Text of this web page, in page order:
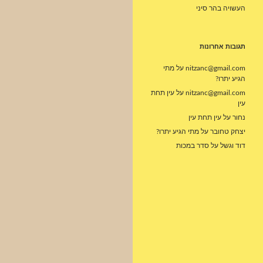
העשויה בהר סיני
תגובות אחרונות
nitzanc@gmail.com על מתי
הגיע יתרו?
nitzanc@gmail.com על עין תחת
עין
נחור על עין תחת עין
יצחק טחובר על מתי הגיע יתרו?
דוד וגשל על סדר במכות